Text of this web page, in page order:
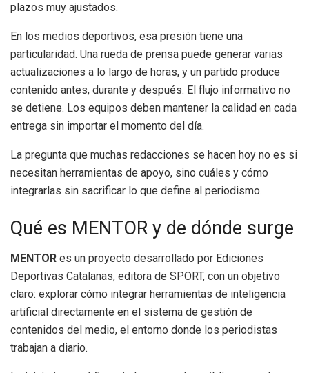
plazos muy ajustados.
En los medios deportivos, esa presión tiene una
particularidad. Una rueda de prensa puede generar varias
actualizaciones a lo largo de horas, y un partido produce
contenido antes, durante y después. El flujo informativo no
se detiene. Los equipos deben mantener la calidad en cada
entrega sin importar el momento del día.
La pregunta que muchas redacciones se hacen hoy no es si
necesitan herramientas de apoyo, sino cuáles y cómo
integrarlas sin sacrificar lo que define al periodismo.
Qué es MENTOR y de dónde surge
MENTOR es un proyecto desarrollado por Ediciones
Deportivas Catalanas, editora de SPORT, con un objetivo
claro: explorar cómo integrar herramientas de inteligencia
artificial directamente en el sistema de gestión de
contenidos del medio, el entorno donde los periodistas
trabajan a diario.